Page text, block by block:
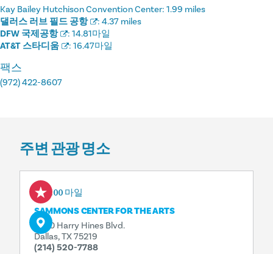
Kay Bailey Hutchison Convention Center: 1.99 miles
댈러스 러브 필드 공항
: 4.37 miles
DFW 국제공항
: 14.81마일
AT&T 스타디움
: 16.47마일
팩스
(972) 422-8607
주변 관광 명소
0.00 마일
SAMMONS CENTER FOR THE ARTS
3630 Harry Hines Blvd.
Dallas, TX 75219
(214) 520-7788